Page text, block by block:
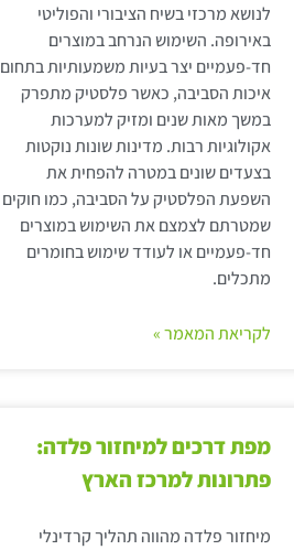
לנושא מרכזי בשיח הציבורי והפוליטי
באירופה. השימוש הנרחב במוצרים
חד-פעמיים יצר בעיות משמעותיות בתחום
איכות הסביבה, כאשר פלסטיק מתפרק
במשך מאות שנים ומזיק למערכות
אקולוגיות רבות. מדינות שונות נוקטות
בצעדים שונים במטרה להפחית את
השפעת הפלסטיק על הסביבה, כמו חוקים
שמטרתם לצמצם את השימוש במוצרים
חד-פעמיים או לעודד שימוש בחומרים
מתכלים.
לקריאת המאמר »
מפת דרכים למיחזור פלדה:
פתרונות למרכז הארץ
מיחזור פלדה מהווה תהליך קרדינלי